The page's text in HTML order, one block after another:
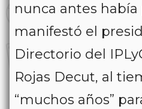
nunca antes había
manifestó el
Directorio del
Rojas Decut, al
“muchos años”